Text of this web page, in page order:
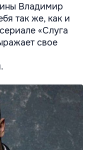
Владимир
так же, как и
«Слуга
свое